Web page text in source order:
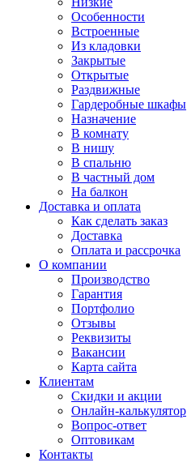
Особенности
Встроенные
Из кладовки
Закрытые
Открытые
Раздвижные
Гардеробные шкафы
Назначение
В комнату
В нишу
В спальню
В частный дом
На балкон
Доставка и оплата
Как сделать заказ
Доставка
Оплата и рассрочка
О компании
Производство
Гарантия
Портфолио
Отзывы
Реквизиты
Вакансии
Карта сайта
Клиентам
Скидки и акции
Онлайн-калькулятор
Вопрос-ответ
Оптовикам
Контакты